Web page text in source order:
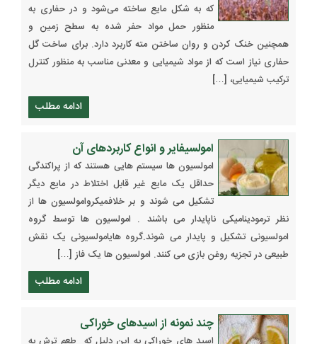
که به شکل مایع ساخته می‌شود و در حفاری به
منظور حمل مواد حفر شده به سطح زمین و
همچنین خنک کردن و روان ساختن مته کاربرد دارد. برای ساخت گل
حفاری نیاز است که از مواد شیمیایی و معدنی مناسب به منظور کنترل
ترکیب شیمیایی، […]
ادامه مطلب
امولسیفایر و انواع کاربردهای آن
امولسیون ها سیستم هایی هستند که از پراکندگی
حداقل یک مایع غیر قابل اختلاط در مایع دیگر
تشکیل می شوند و بر خلافمیکروامولسیون ها از
نظر ترمودینامیکی ناپایدار می باشند . امولسیون ها توسط گروه
امولسیونی تشکیل و پایدار می شوند.گروه هایامولسیونی یک نقش
طبیعی در تجزیه روغن بازی می کنند. امولسیون ها یک فاز […]
ادامه مطلب
چند نمونه از اسیدهای خوراکی